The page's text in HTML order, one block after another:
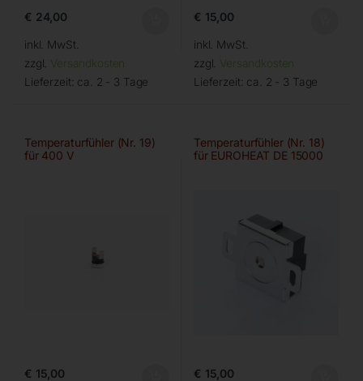
€ 24,00
inkl. MwSt.
zzgl. Versandkosten
Lieferzeit: ca. 2 - 3 Tage
€ 15,00
inkl. MwSt.
zzgl. Versandkosten
Lieferzeit: ca. 2 - 3 Tage
Temperaturfühler (Nr. 19)
für 400 V
€ 15,00
Temperaturfühler (Nr. 18)
für EUROHEAT DE 15000
€ 15,00